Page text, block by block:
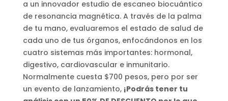
a un innovador estudio de escaneo biocuántico
de resonancia magnética. A través de la palma
de tu mano, evaluaremos el estado de salud de
cada uno de tus órganos, enfocándonos en los
cuatro sistemas más importantes: hormonal,
digestivo, cardiovascular e inmunitario.
Normalmente cuesta $700 pesos, pero por ser
un evento de lanzamiento, ¡Podrás tener tu